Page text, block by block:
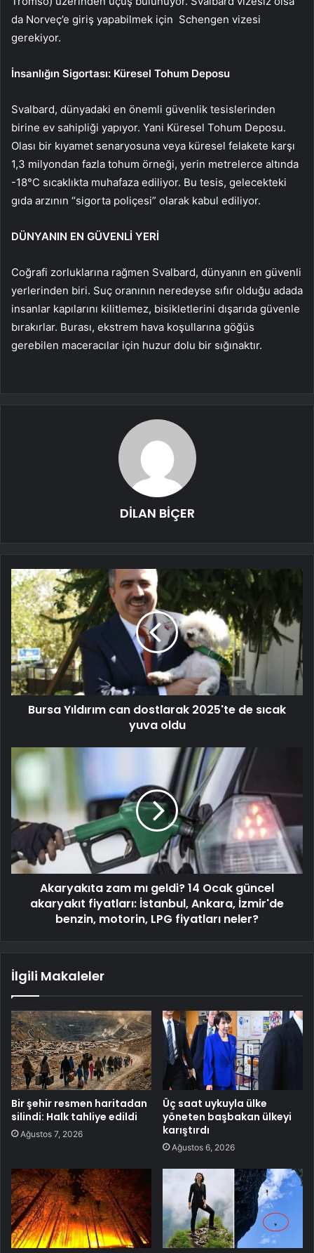
da Norveç’e giriş yapabilmek için Schengen vizesi
gerekiyor.
İnsanlığın Sigortası: Küresel Tohum Deposu
Svalbard, dünyadaki en önemli güvenlik tesislerinden
birine ev sahipliği yapıyor. Yani Küresel Tohum Deposu.
Olası bir kıyamet senaryosuna veya küresel felakete karşı
1,3 milyondan fazla tohum örneği, yerin metrelerce altında
-18°C sıcaklıkta muhafaza ediliyor. Bu tesis, gelecekteki
gıda arzının “sigorta poliçesi” olarak kabul ediliyor.
DÜNYANIN EN GÜVENLİ YERİ
Coğrafi zorluklarına rağmen Svalbard, dünyanın en güvenli
yerlerinden biri. Suç oranının neredeyse sıfır olduğu adada
insanlar kapılarını kilitlemez, bisikletlerini dışarıda güvenle
bırakırlar. Burası, ekstrem hava koşullarına göğüs
gerebilen maceracılar için huzur dolu bir sığınaktır.
DİLAN BİÇER
Bursa Yıldırım can dostlarak 2025'te de sıcak
yuva oldu
Akaryakıta zam mı geldi? 14 Ocak güncel
akaryakıt fiyatları: İstanbul, Ankara, İzmir'de
benzin, motorin, LPG fiyatları neler?
İlgili Makaleler
Bir şehir resmen haritadan
silindi: Halk tahliye edildi
Ağustos 7, 2026
Üç saat uykuyla ülke
yöneten başbakan ülkeyi
karıştırdı
Ağustos 6, 2026